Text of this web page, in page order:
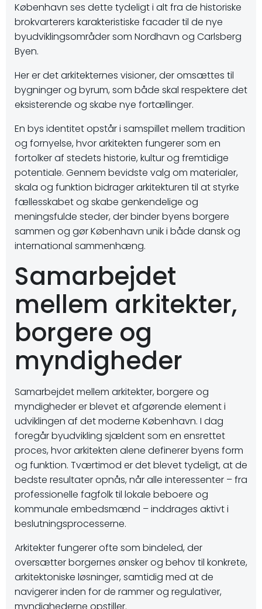
København ses dette tydeligt i alt fra de historiske
brokvarterers karakteristiske facader til de nye
byudviklingsområder som Nordhavn og Carlsberg
Byen.
Her er det arkitekternes visioner, der omsættes til
bygninger og byrum, som både skal respektere det
eksisterende og skabe nye fortællinger.
En bys identitet opstår i samspillet mellem tradition
og fornyelse, hvor arkitekten fungerer som en
fortolker af stedets historie, kultur og fremtidige
potentiale. Gennem bevidste valg om materialer,
skala og funktion bidrager arkitekturen til at styrke
fællesskabet og skabe genkendelige og
meningsfulde steder, der binder byens borgere
sammen og gør København unik i både dansk og
international sammenhæng.
Samarbejdet
mellem arkitekter,
borgere og
myndigheder
Samarbejdet mellem arkitekter, borgere og
myndigheder er blevet et afgørende element i
udviklingen af det moderne København. I dag
foregår byudvikling sjældent som en ensrettet
proces, hvor arkitekten alene definerer byens form
og funktion. Tværtimod er det blevet tydeligt, at de
bedste resultater opnås, når alle interessenter – fra
professionelle fagfolk til lokale beboere og
kommunale embedsmænd – inddrages aktivt i
beslutningsprocesserne.
Arkitekter fungerer ofte som bindeled, der
oversætter borgernes ønsker og behov til konkrete,
arkitektoniske løsninger, samtidig med at de
navigerer inden for de rammer og regulativer,